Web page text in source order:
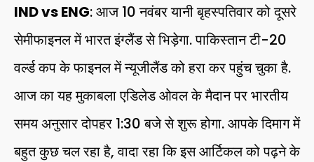
IND vs ENG: आज 10 नवंबर यानी बृहस्पतिवार को दूसरे
सेमीफाइनल में भारत इंग्लैंड से भिड़ेगा. पाकिस्तान टी-20
वर्ल्ड कप के फाइनल में न्यूजीलैंड को हरा कर पहुंच चुका है.
आज का यह मुकाबला एडिलेड ओवल के मैदान पर भारतीय
समय अनुसार दोपहर 1:30 बजे से शुरू होगा. आपके दिमाग में
बहुत कुछ चल रहा है, वादा रहा कि इस आर्टिकल को पढ़ने के